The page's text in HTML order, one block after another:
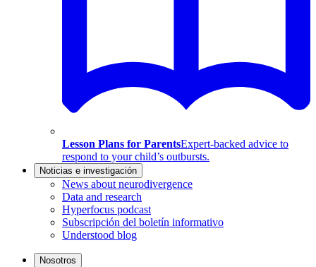
Lesson Plans for ParentsExpert-backed advice to
respond to your child’s outbursts.
Noticias e investigación
News about neurodivergence
Data and research
Hyperfocus podcast
Subscripción del boletín informativo
Understood blog
Nosotros